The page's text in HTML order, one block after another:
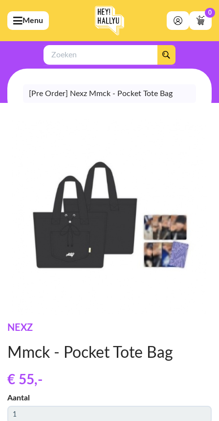
(Artiesten)
(Merchandise)
(Exclusive)
(Winkel)
Menu
0
Zoeken
[Pre Order] Nexz Mmck - Pocket Tote Bag
NEXZ
Mmck - Pocket Tote Bag
€ 55,-
Aantal